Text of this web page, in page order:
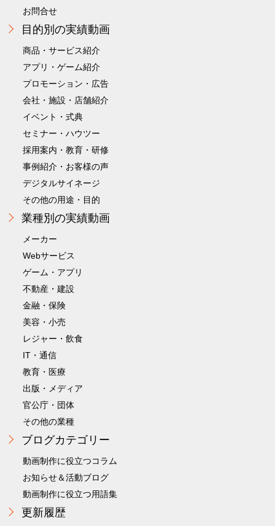
お問合せ
目的別の実績動画
商品・サービス紹介
アプリ・ゲーム紹介
プロモーション・広告
会社・施設・店舗紹介
イベント・式典
セミナー・ハウツー
採用案内・教育・研修
事例紹介・お客様の声
デジタルサイネージ
その他の用途・目的
業種別の実績動画
メーカー
Webサービス
ゲーム・アプリ
不動産・建設
金融・保険
美容・小売
レジャー・飲食
IT・通信
教育・医療
出版・メディア
官公庁・団体
その他の業種
ブログカテゴリー
動画制作に役立つコラム
お知らせ＆活動ブログ
動画制作に役立つ用語集
更新履歴